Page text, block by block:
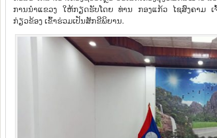
ການນໍາແຂວງ ໃຫ້ກຽດຮັບໂດຍ ທ່ານ ກອງແກ້ວ ໄຊສົງຄາມ
ກ່ຽວຂ້ອງ ເຂົ້າຮ່ວມເປັນສັກຂີພິຍານ.